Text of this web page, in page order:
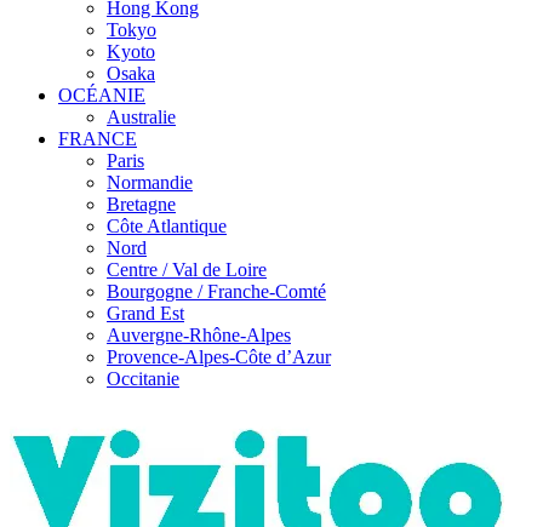
Hong Kong
Tokyo
Kyoto
Osaka
OCÉANIE
Australie
FRANCE
Paris
Normandie
Bretagne
Côte Atlantique
Nord
Centre / Val de Loire
Bourgogne / Franche-Comté
Grand Est
Auvergne-Rhône-Alpes
Provence-Alpes-Côte d’Azur
Occitanie